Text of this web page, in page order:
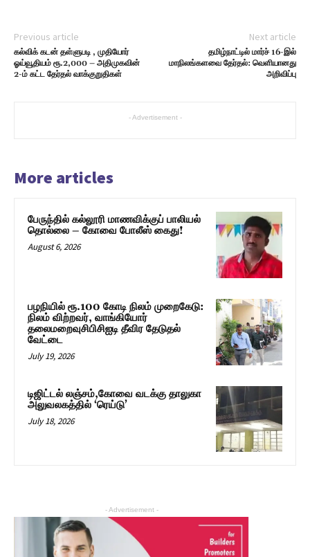
Previous article
கல்விக் கடன் தள்ளுபடி , முதியோர்
ஓய்வூதியம் ரூ.2,000 – அதிமுகவின்
2-ம் கட்ட தேர்தல் வாக்குறுதிகள்
Next article
தமிழ்நாட்டில் மார்ச் 16-இல்
மாநிலங்களவை தேர்தல்: வெளியானது
அறிவிப்பு
- Advertisement -
More articles
பேருந்தில் கல்லூரி மாணவிக்குப் பாலியல்
தொல்லை – கோவை போலீஸ் கைது!
August 6, 2026
பழநியில் ரூ.100 கோடி நிலம் முறைகேடு:
நிலம் விற்றவர், வாங்கியோர்
தலைமறைவுசிபிசிஐடி தீவிர தேடுதல்
வேட்டை
July 19, 2026
டிஜிட்டல் லஞ்சம்,கோவை வடக்கு தாலுகா
அலுவலகத்தில் ‘ரெய்டு’
July 18, 2026
- Advertisement -